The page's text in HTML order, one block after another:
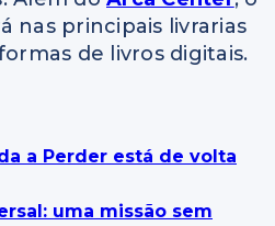
nas principais livrarias
de livros digitais.
a Perder está de volta
uma missão sem